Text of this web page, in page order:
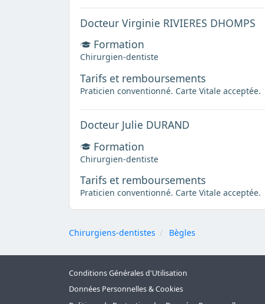
Docteur Virginie RIVIERES DHOMPS
Formation
Chirurgien-dentiste
Tarifs et remboursements
Praticien conventionné. Carte Vitale acceptée.
Docteur Julie DURAND
Formation
Chirurgien-dentiste
Tarifs et remboursements
Praticien conventionné. Carte Vitale acceptée.
Chirurgiens-dentistes Bègles
Conditions Générales d'Utilisation
Données Personnelles & Cookies